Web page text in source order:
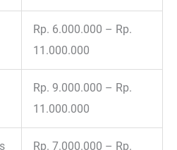
Rp. 6.000.000 – Rp.
11.000.000
Rp. 9.000.000 – Rp.
11.000.000
Rp. 7.000.000 – Rp.